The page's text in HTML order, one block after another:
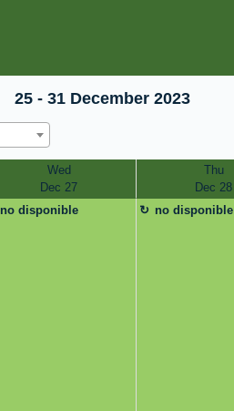
25 - 31 December 2023
Wed
Dec 27
Thu
Dec 28
no disponible no disponible